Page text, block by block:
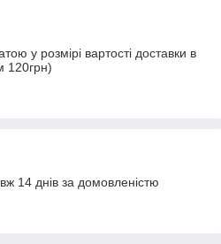
у розмірі вартості доставки в
120грн)
14 днів за домовленістю